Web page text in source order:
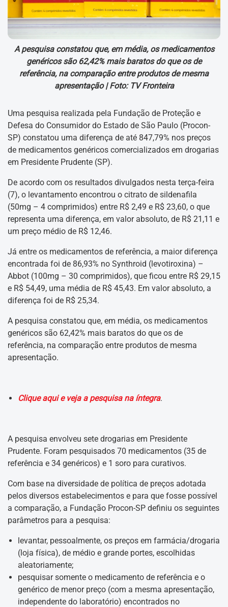
A pesquisa constatou que, em média, os medicamentos
genéricos são 62,42% mais baratos do que os de
referência, na comparação entre produtos de mesma
apresentação | Foto: TV Fronteira
Uma pesquisa realizada pela Fundação de Proteção e
Defesa do Consumidor do Estado de São Paulo (Procon-
SP) constatou uma diferença de até 847,79% nos preços
de medicamentos genéricos comercializados em drogarias
em Presidente Prudente (SP).
De acordo com os resultados divulgados nesta terça-feira
(7), o levantamento encontrou o citrato de sildenafila
(50mg – 4 comprimidos) entre R$ 2,49 e R$ 23,60, o que
representa uma diferença, em valor absoluto, de R$ 21,11 e
um preço médio de R$ 12,46.
Já entre os medicamentos de referência, a maior diferença
encontrada foi de 86,93% no Synthroid (levotiroxina) –
Abbot (100mg – 30 comprimidos), que ficou entre R$ 29,15
e R$ 54,49, uma média de R$ 45,43. Em valor absoluto, a
diferença foi de R$ 25,34.
A pesquisa constatou que, em média, os medicamentos
genéricos são 62,42% mais baratos do que os de
referência, na comparação entre produtos de mesma
apresentação.
Clique aqui e veja a pesquisa na íntegra.
A pesquisa envolveu sete drogarias em Presidente
Prudente. Foram pesquisados 70 medicamentos (35 de
referência e 34 genéricos) e 1 soro para curativos.
Com base na diversidade de política de preços adotada
pelos diversos estabelecimentos e para que fosse possível
a comparação, a Fundação Procon-SP definiu os seguintes
parâmetros para a pesquisa:
levantar, pessoalmente, os preços em farmácia/drogaria
(loja física), de médio e grande portes, escolhidas
aleatoriamente;
pesquisar somente o medicamento de referência e o
genérico de menor preço (com a mesma apresentação,
independente do laboratório) encontrados no